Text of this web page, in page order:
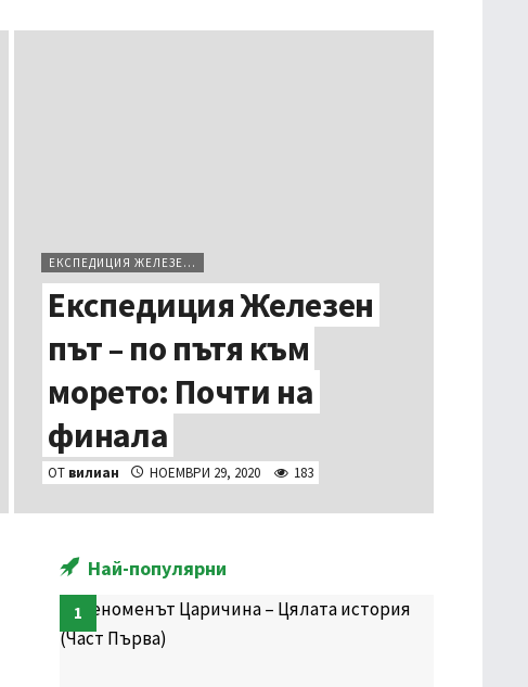
ЕКСПЕДИЦИЯ ЖЕЛЕЗЕН ПЪТ
Експедиция Железен
път – по пътя към
морето: Почти на
финала
ОТ вилиан НОЕМВРИ 29, 2020 183
Най-популярни